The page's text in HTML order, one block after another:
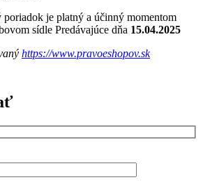
poriadok je platný a účinný momentom
sídle Predávajúce dňa 15.04.2025
https://www.pravoeshopov.sk